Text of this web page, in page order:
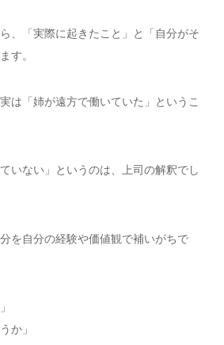
、「実際に起きたこと」と「自分がそ
す。
は「姉が遠方で働いていた」というこ
いない」というのは、上司の解釈でし
を自分の経験や価値観で補いがちで
か」